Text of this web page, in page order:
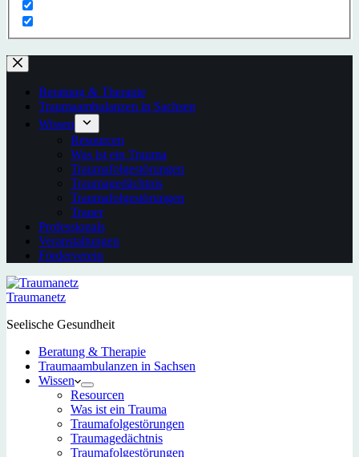
Beratung & Therapie
Traumaambulanzen in Sachsen
Wissen
Resourcen
Was ist ein Trauma
Traumafolgestörungen
Traumagedächtnis
Traumafolgestörungen
Trauer
Professionals
Veranstaltungen
Förderverein
Traumanetz
Seelische Gesundheit
Beratung & Therapie
Traumaambulanzen in Sachsen
Wissen
Resourcen
Was ist ein Trauma
Traumafolgestörungen
Traumagedächtnis
Traumafolgestörungen